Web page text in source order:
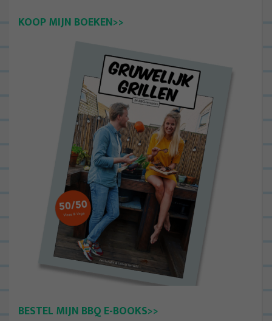
KOOP MIJN BOEKEN>>
BESTEL MIJN BBQ E-BOOKS>>